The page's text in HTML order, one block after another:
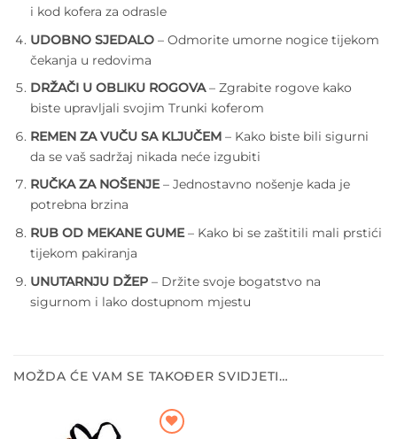
i kod kofera za odrasle
UDOBNO SJEDALO– Odmorite umorne nogice tijekom
čekanja u redovima
DRŽAČI U OBLIKU ROGOVA– Zgrabite rogove kako
biste upravljali svojim Trunki koferom
REMEN ZA VUČU SA KLJUČEM– Kako biste bili sigurni
da se vaš sadržaj nikada neće izgubiti
RUČKA ZA NOŠENJE– Jednostavno nošenje kada je
potrebna brzina
RUB OD MEKANE GUME– Kako bi se zaštitili mali prstići
tijekom pakiranja
UNUTARNJU DŽEP– Držite svoje bogatstvo na
sigurnom i lako dostupnom mjestu
MOŽDA ĆE VAM SE TAKOĐER SVIDJETI…